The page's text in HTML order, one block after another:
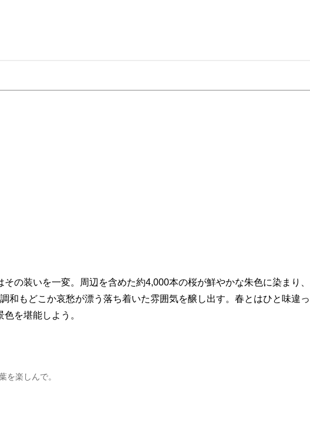
の装いを一変。周辺を含めた約4,000本の桜が鮮やかな朱色に染まり
和もどこか哀愁が漂う落ち着いた雰囲気を醸し出す。春とはひと味違
を堪能しよう。
を楽しんで。